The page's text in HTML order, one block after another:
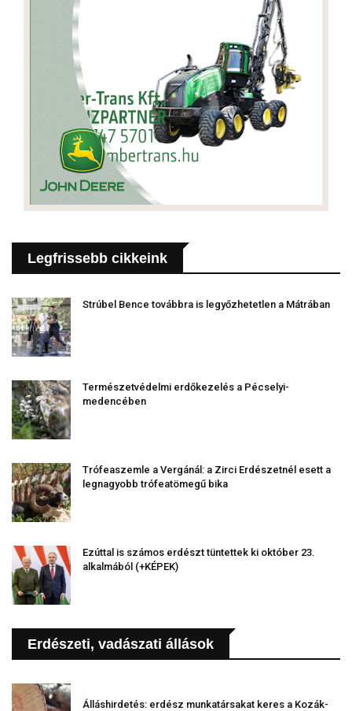
Legfrissebb cikkeink
Strúbel Bence továbbra is legyőzhetetlen a Mátrában
Természetvédelmi erdőkezelés a Pécselyi-
medencében
Trófeaszemle a Vergánál: a Zirci Erdészetnél esett a
legnagyobb trófeatömegű bika
Ezúttal is számos erdészt tüntettek ki október 23.
alkalmából (+KÉPEK)
Erdészeti, vadászati állások
Álláshirdetés: erdész munkatársakat keres a Kozák-